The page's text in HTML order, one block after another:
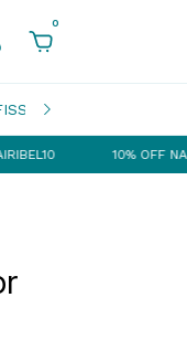
0
10% OFF NA PRIMEIRA